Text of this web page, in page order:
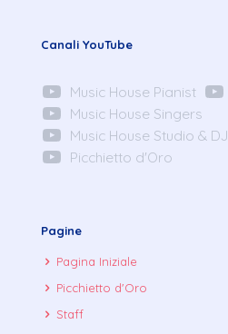
Canali YouTube
Music House Pianist
Music House Singers
Music House Studio & DJ
Picchietto d'Oro
Pagine
Pagina Iniziale
Picchietto d'Oro
Staff